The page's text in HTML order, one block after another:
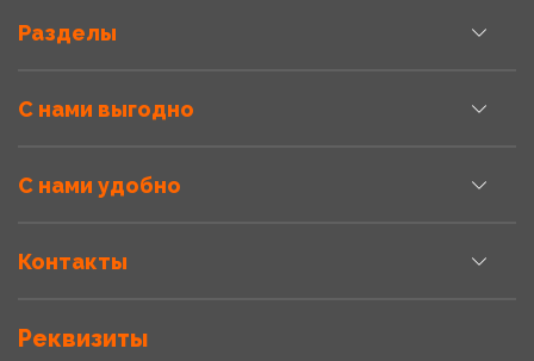
Разделы
С нами выгодно
С нами удобно
Контакты
Реквизиты